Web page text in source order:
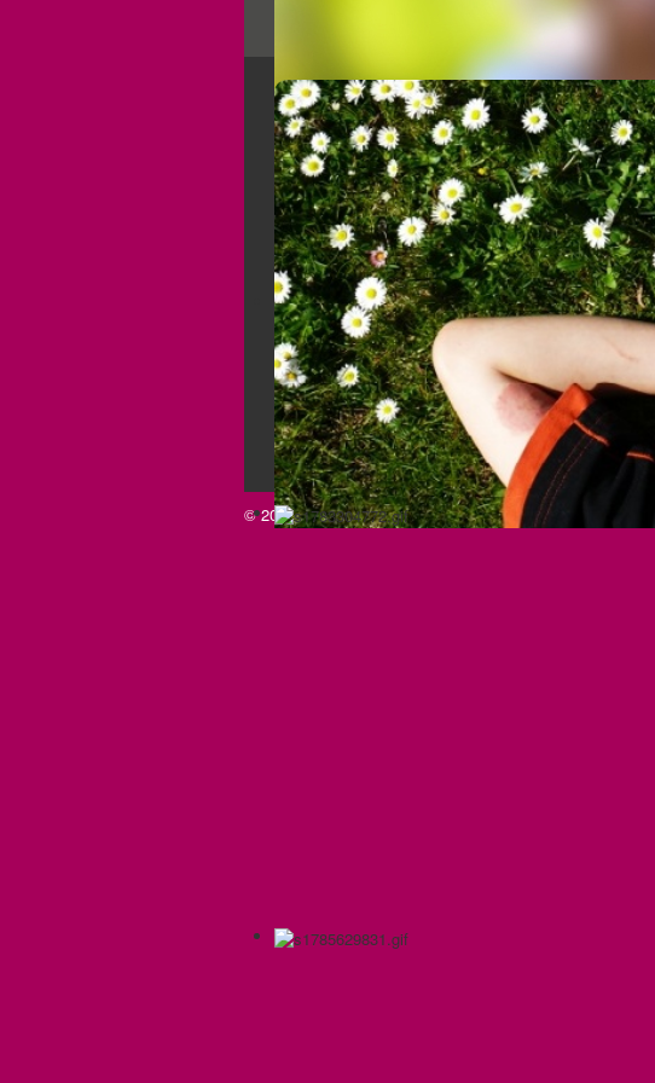
Der Verein
Aufgaben und Ziele
Über sexuelle Gewalt
Kooperation, Vernetzung und
Öffentlichkeitsarbeit
Jahresberichte
Die Beratungsstelle
© 2026 Lawine e.V.